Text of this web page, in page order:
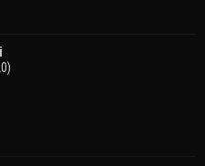
Nobita's Art World Tales (2025)